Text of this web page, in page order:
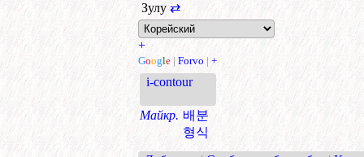
Зулу ⇄
+
Google | Forvo | +
i-contour
Майкр. 배분
형식